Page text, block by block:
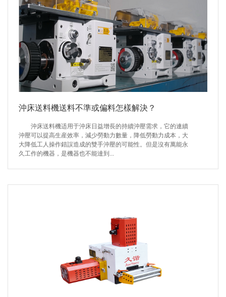
沖床送料機送料不準或偏料怎樣解決？
沖床送料機适用于沖床日益增長的持續沖壓需求，它的連續
沖壓可以提高生産效率，減少勞動力數量，降低勞動力成本，大
大降低工人操作錯誤造成的雙手沖壓的可能性。但是沒有萬能永
久工作的機器，是機器也不能達到...